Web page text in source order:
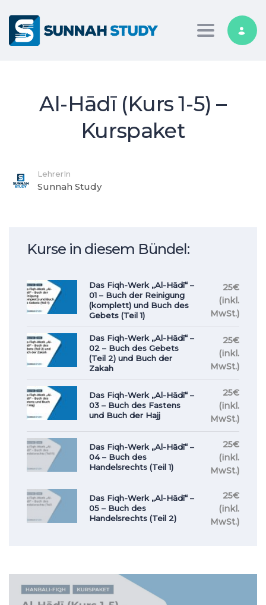
Toggle
Al-Hādī (Kurs 1-5) –
Kurspaket
LehrerIn
Sunnah Study
Kurse in diesem Bündel:
Das Fiqh-Werk „Al-Hādī“ –
01 – Buch der Reinigung
(komplett) und Buch des
Gebets (Teil 1)
25€
(inkl.
MwSt.)
Das Fiqh-Werk „Al-Hādī“ –
02 – Buch des Gebets
(Teil 2) und Buch der
Zakah
25€
(inkl.
MwSt.)
Das Fiqh-Werk „Al-Hādī“ –
03 – Buch des Fastens
und Buch der Hajj
25€
(inkl.
MwSt.)
Das Fiqh-Werk „Al-Hādī“ –
04 – Buch des
Handelsrechts (Teil 1)
25€
(inkl.
MwSt.)
Das Fiqh-Werk „Al-Hādī“ –
05 – Buch des
Handelsrechts (Teil 2)
25€
(inkl.
MwSt.)